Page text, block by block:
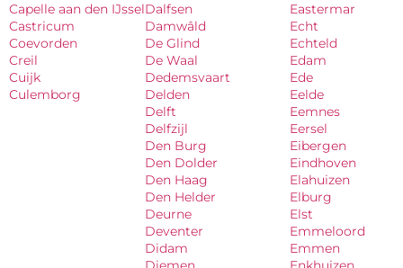
Capelle aan den IJssel
Castricum
Coevorden
Creil
Cuijk
Culemborg
Dalfsen
Damwâld
De Glind
De Waal
Dedemsvaart
Delden
Delft
Delfzijl
Den Burg
Den Dolder
Den Haag
Den Helder
Deurne
Deventer
Didam
Eastermar
Echt
Echteld
Edam
Ede
Eelde
Eemnes
Eersel
Eibergen
Eindhoven
Elahuizen
Elburg
Elst
Emmeloord
Emmen